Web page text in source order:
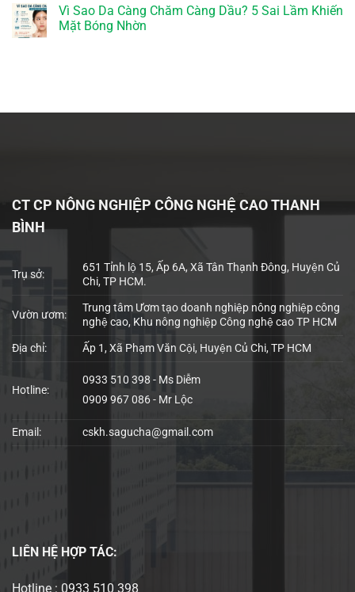
Vì Sao Da Càng Chăm Càng Dầu? 5 Sai Lầm Khiến
Mặt Bóng Nhờn
CT CP NÔNG NGHIỆP CÔNG NGHỆ CAO THANH
BÌNH
Trụ sở:
651 Tỉnh lộ 15, Ấp 6A, Xã Tân Thạnh Đông, Huyện Củ
Chi, TP HCM.
Vườn ươm:
Trung tâm Ươm tạo doanh nghiệp nông nghiệp công
nghệ cao, Khu nông nghiệp Công nghệ cao TP HCM
Địa chỉ: Ấp 1, Xã Phạm Văn Cội, Huyện Củ Chi, TP HCM
Hotline:
0933 510 398 - Ms Diễm
0909 967 086 - Mr Lộc
Email: cskh.sagucha@gmail.com
LIÊN HỆ HỢP TÁC:
Hotline : 0933 510 398